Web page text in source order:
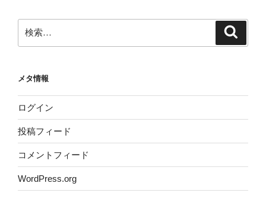
索:
メタ情報
ログイン
投稿フィード
コメントフィード
WordPress.org